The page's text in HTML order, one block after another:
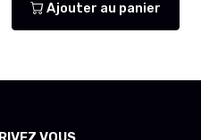
Ajouter au panier